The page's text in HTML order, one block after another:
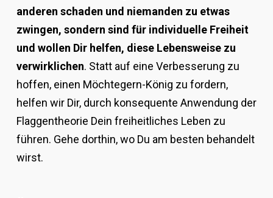
anderen schaden und niemanden zu etwas
zwingen, sondern sind für individuelle Freiheit
und wollen Dir helfen, diese Lebensweise zu
verwirklichen. Statt auf eine Verbesserung zu
hoffen, einen Möchtegern-König zu fordern,
helfen wir Dir, durch konsequente Anwendung der
Flaggentheorie Dein freiheitliches Leben zu
führen. Gehe dorthin, wo Du am besten behandelt
wirst.